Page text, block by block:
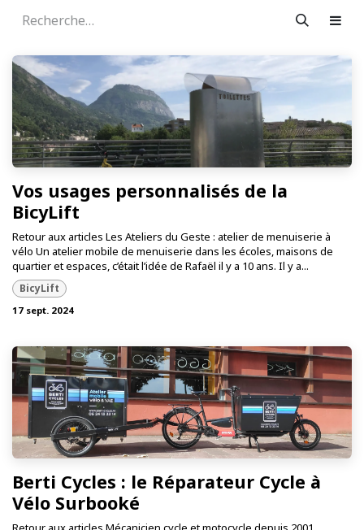
Vos usages personnalisés de la
BicyLift
Retour aux articles Les Ateliers du Geste : atelier de menuiserie à
vélo Un atelier mobile de menuiserie dans les écoles, maisons de
quartier et espaces, c’était l’idée de Rafaël il y a 10 ans. Il y a...
BicyLift
17 sept. 2024
Berti Cycles : le Réparateur Cycle à
Vélo Surbooké